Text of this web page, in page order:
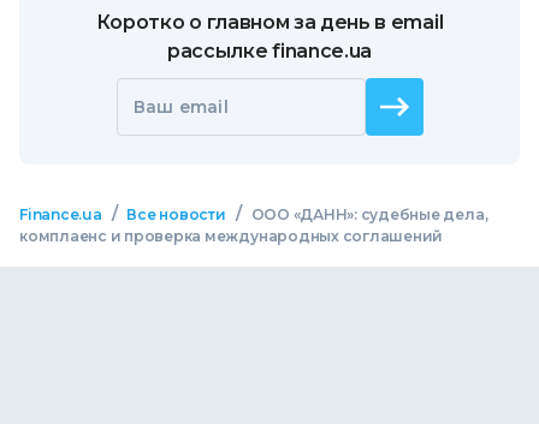
Коротко о главном за день в email
рассылке finance.ua
Ваш email
Finance.ua / Все новости /
ООО «ДАНН»: судебные дела,
комплаенс и проверка международных соглашений